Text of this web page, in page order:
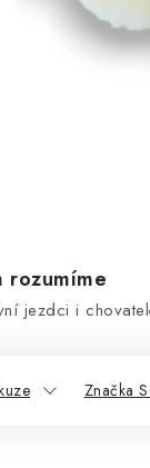
rozumíme
jezdci i
Značka